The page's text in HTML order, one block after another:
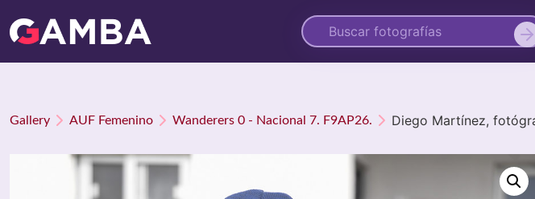
Gallery AUF Femenino Wanderers 0 - Nacional 7. F9AP26. Diego Martínez,